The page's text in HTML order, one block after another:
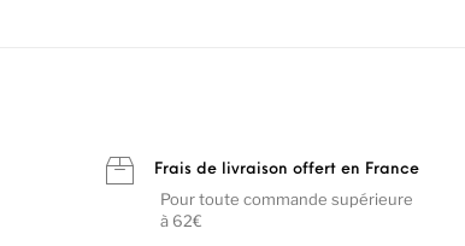
Frais de livraison offert en France
Pour toute commande supérieure
à 62€